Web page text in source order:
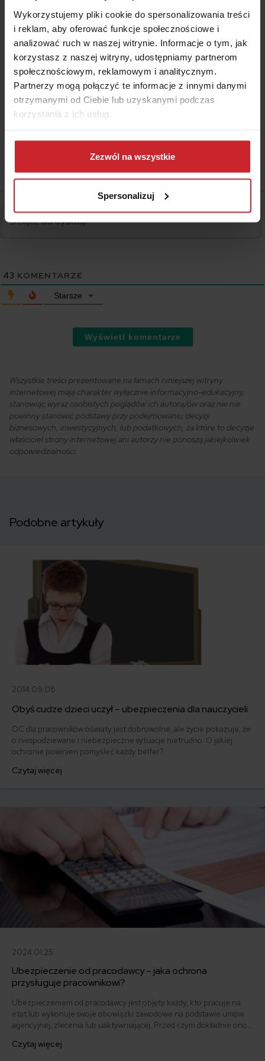
Wykorzystujemy pliki cookie do spersonalizowania treści
i reklam, aby oferować funkcje społecznościowe i
analizować ruch w naszej witrynie. Informacje o tym, jak
korzystasz z naszej witryny, udostępniamy partnerom
społecznościowym, reklamowym i analitycznym.
Partnerzy mogą połączyć te informacje z innymi danymi
otrzymanymi od Ciebie lub uzyskanymi podczas
korzystania z ich usług.
Dowiedz się więcej na temat tego, kim jesteśmy, jak
można się z nami skontaktować i w jaki sposób
przetwarzamy dane osobowe w ramachPolityki
Zezwól na wszystkie
Spersonalizuj
Pracownik księgowości lub działu kadr w Twoim
zakładzie pracy, czyli popularna „pani Zosia”
pomoże Ci wypełnić wniosek o indywidualną
kontynuację grupowej umowy ubezpieczenia na
życie.
43 KOMENTARZE
Starsze
Wyświetl komentarze
Wszystkie treści prezentowane na łamach niniejszej witryny
internetowej mają charakter wyłącznie informacyjno-edukacyjny,
stanowiąc wyraz osobistych poglądów ich autora/ów oraz nie nie
powinny stanowić podstawy przy podejmowaniu decyzji
biznesowych, inwestycyjnych, lub podatkowych, za które to decyzje
właściciel strony internetowej ani autorzy nie ponoszą jakiejkolwiek
odpowiedzialności.
Podobne artykuły
2014.09.08
Obyś cudze dzieci uczył – ubezpieczenia dla nauczycieli
OC dla pracowników oświaty jest dobrowolne, ale życie pokazuje, że
o niespodziewane i niebezpieczne sytuacje nietrudno. O jakiej
ochronie powinien pomyśleć każdy belfer?
Czytaj więcej
2024.01.25
Ubezpieczenie od pracodawcy – jaka ochrona
przysługuje pracownikowi?
Ubezpieczeniem od pracodawcy jest objęty każdy, kto pracuje na
etat lub wykonuje swoje obowiązki zawodowe na podstawie umów:
agencyjnej, zlecenia lub uaktywniającej. Przed czym dokładnie ono
Czytaj więcej